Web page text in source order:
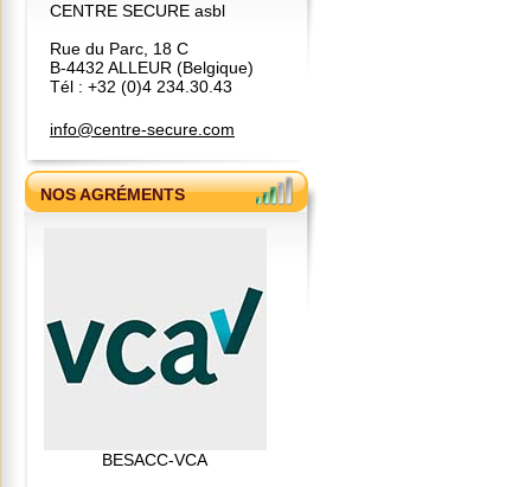
CENTRE SECURE asbl
Rue du Parc, 18 C
B-4432 ALLEUR (Belgique)
Tél : +32 (0)4 234.30.43
info@centre-secure.com
NOS AGRÉMENTS
BESACC-VCA